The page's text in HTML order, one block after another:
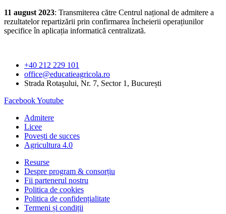
11 august 2023: Transmiterea către Centrul național de admitere a
rezultatelor repartizării prin confirmarea încheierii operațiunilor
specifice în aplicația informatică centralizată.
+40 212 229 101
office@educatieagricola.ro
Strada Rotașului, Nr. 7, Sector 1, București
FacebookYoutube
Admitere
Licee
Povești de succes
Agricultura 4.0
Resurse
Despre program & consorțiu
Fii partenerul nostru
Politica de cookies
Politica de confidențialitate
Termeni și condiții